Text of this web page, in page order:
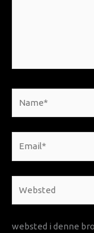
websted i denne